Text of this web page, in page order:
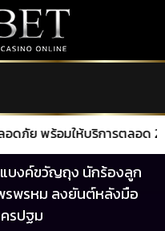
อมให้บริการตลอด 24 ชั่วโมง
บงค์ขวัญถุง นักร้องลูก
รพรหม ลงยันต์หลังมือ
รปฐม